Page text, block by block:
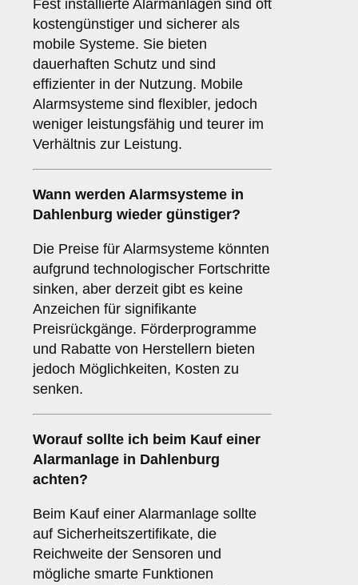
Fest installierte Alarmanlagen sind oft
kostengünstiger und sicherer als
mobile Systeme. Sie bieten
dauerhaften Schutz und sind
effizienter in der Nutzung. Mobile
Alarmsysteme sind flexibler, jedoch
weniger leistungsfähig und teurer im
Verhältnis zur Leistung.
Wann werden Alarmsysteme in
Dahlenburg wieder günstiger?
Die Preise für Alarmsysteme könnten
aufgrund technologischer Fortschritte
sinken, aber derzeit gibt es keine
Anzeichen für signifikante
Preisrückgänge. Förderprogramme
und Rabatte von Herstellern bieten
jedoch Möglichkeiten, Kosten zu
senken.
Worauf sollte ich beim Kauf einer
Alarmanlage in Dahlenburg
achten?
Beim Kauf einer Alarmanlage sollte
auf Sicherheitszertifikate, die
Reichweite der Sensoren und
mögliche smarte Funktionen